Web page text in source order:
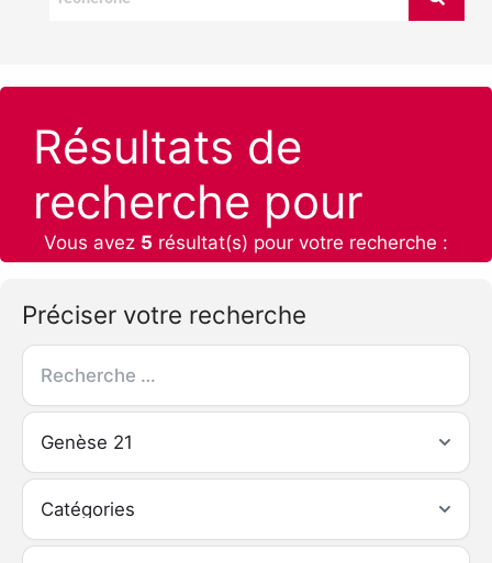
Résultats de
recherche pour
Vous avez 5 résultat(s) pour votre recherche :
Préciser votre recherche